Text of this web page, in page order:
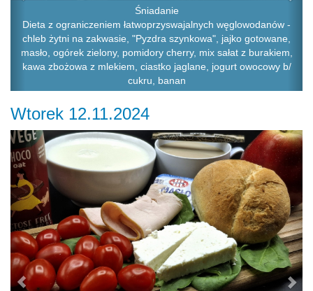
Śniadanie
Dieta z ograniczeniem łatwoprzyswajalnych węglowodanów -
chleb żytni na zakwasie, "Pyzdra szynkowa", jajko gotowane,
masło, ogórek zielony, pomidory cherry, mix sałat z burakiem,
kawa zbożowa z mlekiem, ciastko jaglane, jogurt owocowy b/
cukru, banan
Wtorek 12.11.2024
Previous